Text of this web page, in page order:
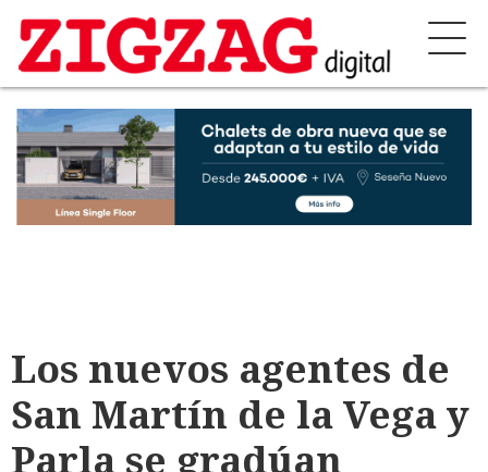
Los nuevos agentes de
San Martín de la Vega y
Parla se gradúan